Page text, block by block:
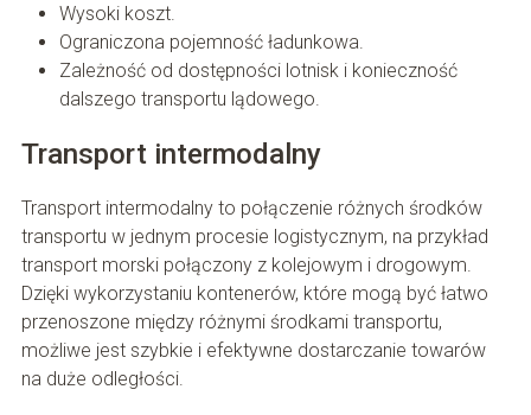
Wysoki koszt.
Ograniczona pojemność ładunkowa.
Zależność od dostępności lotnisk i konieczność
dalszego transportu lądowego.
Transport intermodalny
Transport intermodalny to połączenie różnych środków
transportu w jednym procesie logistycznym, na przykład
transport morski połączony z kolejowym i drogowym.
Dzięki wykorzystaniu kontenerów, które mogą być łatwo
przenoszone między różnymi środkami transportu,
możliwe jest szybkie i efektywne dostarczanie towarów
na duże odległości.